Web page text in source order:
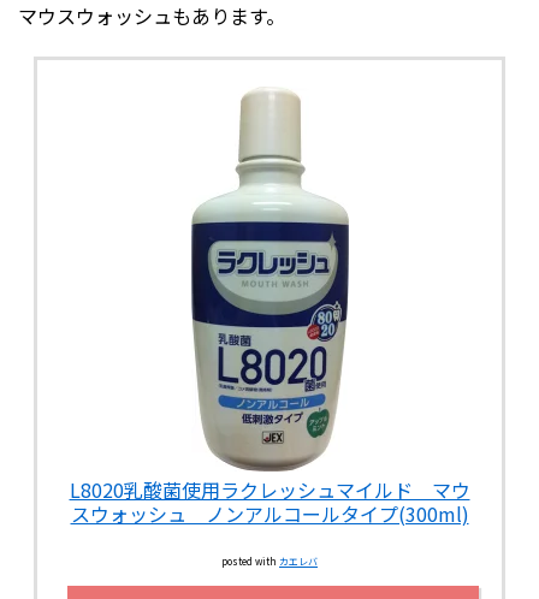
マウスウォッシュもあります。
L8020乳酸菌使用ラクレッシュマイルド マウ
スウォッシュ ノンアルコールタイプ(300ml)
posted with カエレバ